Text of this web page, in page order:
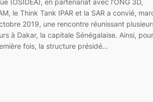
(OSIDEA), en partenariat avec l’ONG 3D,
le Think Tank IPAR et la SAR a convié,
2019, une rencontre réunissant
à Dakar, la capitale Sénégalaise. Ainsi, pour
fois, la structure présidé…